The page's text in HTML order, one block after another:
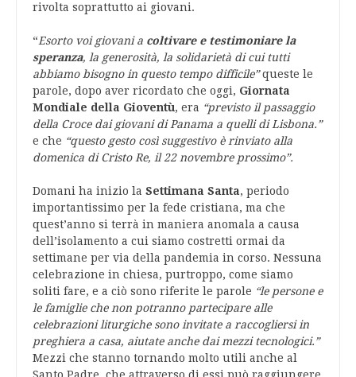
rivolta soprattutto ai giovani.
“Esorto voi giovani a coltivare e testimoniare la
speranza, la generosità, la solidarietà di cui tutti
abbiamo bisogno in questo tempo difficile”queste le
parole, dopo aver ricordato che oggi, Giornata
Mondiale della Gioventù, era “previsto il passaggio
della Croce dai giovani di Panama a quelli di Lisbona.”
e che “questo gesto così suggestivo è rinviato alla
domenica di Cristo Re, il 22 novembre prossimo”.
Domani ha inizio la Settimana Santa, periodo
importantissimo per la fede cristiana, ma che
quest’anno si terrà in maniera anomala a causa
dell’isolamento a cui siamo costretti ormai da
settimane per via della pandemia in corso. Nessuna
celebrazione in chiesa, purtroppo, come siamo
soliti fare, e a ciò sono riferite le parole “le persone e
le famiglie che non potranno partecipare alle
celebrazioni liturgiche sono invitate a raccogliersi in
preghiera a casa, aiutate anche dai mezzi tecnologici.”
Mezzi che stanno tornando molto utili anche al